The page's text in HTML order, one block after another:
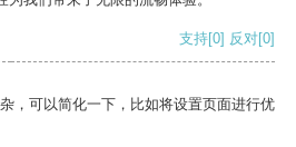
支持[0] 反对[0]
，可以简化一下，比如将设置页面进行优